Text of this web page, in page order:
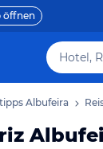
öffnen
Albufeira